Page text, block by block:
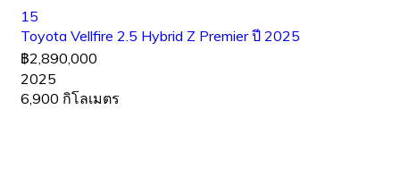
15
Toyota Vellfire 2.5 Hybrid Z Premier ปี 2025
฿2,890,000
2025
6,900 กิโลเมตร